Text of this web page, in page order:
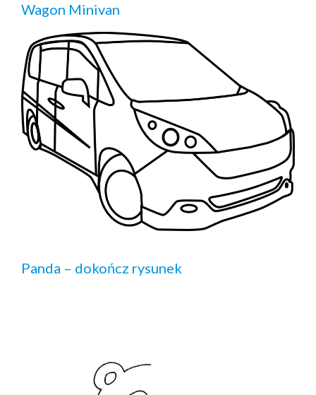
Wagon Minivan
Panda – dokończ rysunek